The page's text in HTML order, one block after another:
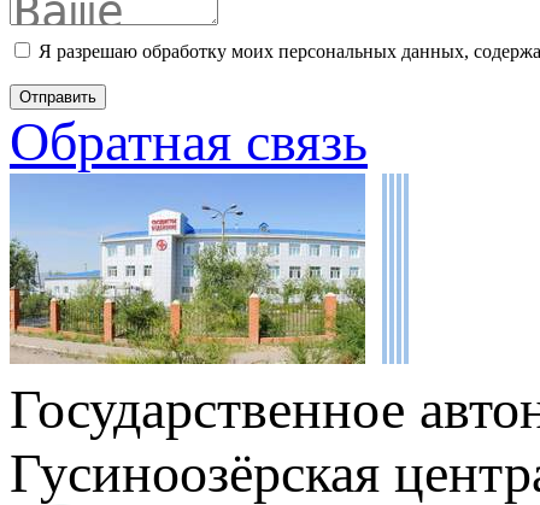
Я разрешаю обработку моих персональных данных,
Обратная связь
Государственное
Гусиноозёрская